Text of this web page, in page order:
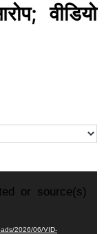
वीडियो
or source(s)
2026/06/VID-